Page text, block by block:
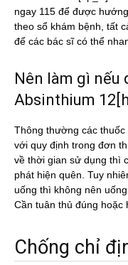
ngay 115 để được
theo sổ khám bệnh, tất
để các bác sĩ có thể
Nên làm gì nếu
Absinthium
Thông thường các
với quy định trong đơn
về thời gian sử dụng thì
phát hiện quên. Tuy
uống thì không nên
Cần tuân thủ đúng hoặc
Chống chỉ